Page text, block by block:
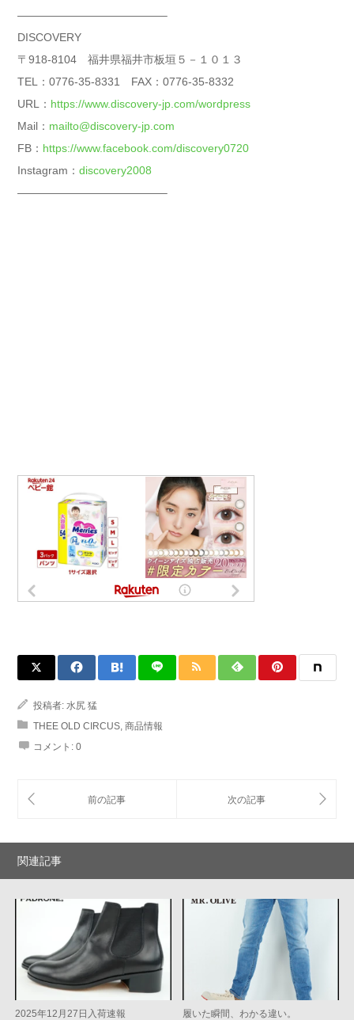
—————————————–
DISCOVERY
〒918-8104 福井県福井市板垣５－１０１３
TEL：0776-35-8331 FAX：0776-35-8332
URL： https://www.discovery-jp.com/wordpress
Mail： mailto@discovery-jp.com
FB： https://www.facebook.com/discovery0720
Instagram： discovery2008
—————————————–
投稿者: 水尻 猛
THEE OLD CIRCUS, 商品情報
コメント: 0
関連記事
2025年12月27日入荷速報
履いた瞬間、わかる違い。